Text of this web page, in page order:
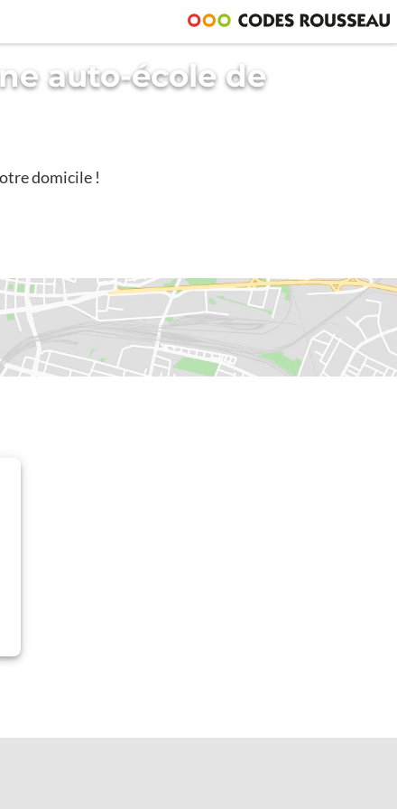
auto-école de
domicile !